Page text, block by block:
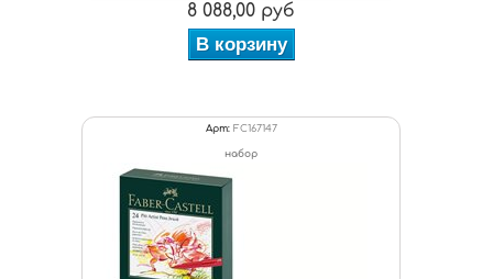
8 088,00 руб
В корзину
Арт: FC167147
набор